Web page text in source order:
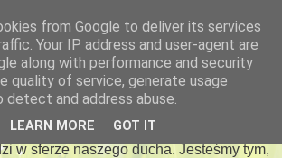
więcej -
dla duszy i ciała
Pewna jestem, że podobna
w sferze naszego ducha. Jesteśmy tym,
from Google to deliver its services
Your IP address and user-agent are
along with performance and security
quality of service, generate usage
and address abuse.
LEARN MORE GOT IT